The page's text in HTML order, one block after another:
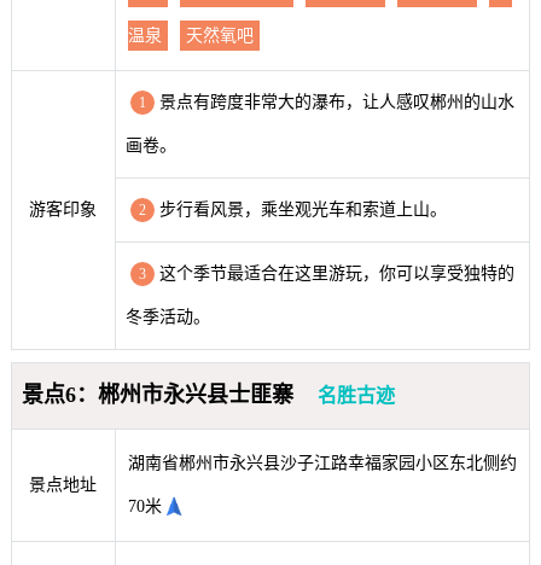
温泉 天然氧吧
游客印象
1 景点有跨度非常大的瀑布，让人感叹郴州的山水
画卷。
2 步行看风景，乘坐观光车和索道上山。
3 这个季节最适合在这里游玩，你可以享受独特的
冬季活动。
景点6：郴州市永兴县士匪寨 名胜古迹
景点地址
湖南省郴州市永兴县沙子江路幸福家园小区东北侧约
70米